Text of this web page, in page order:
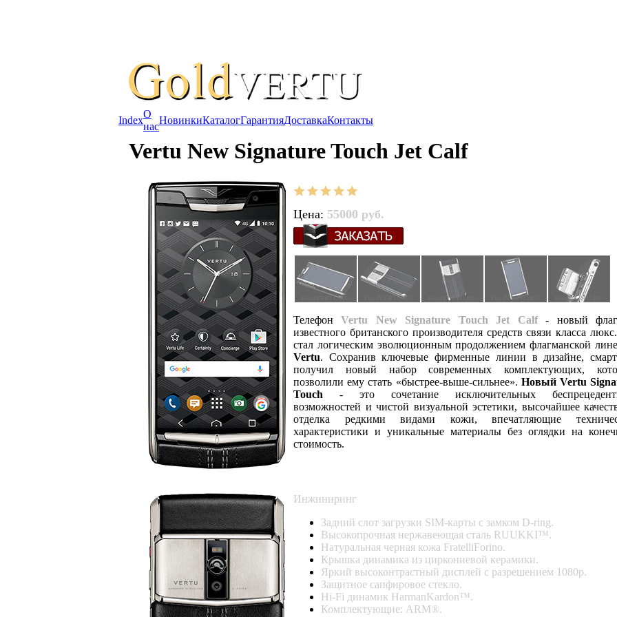
Index
О
нас
НовинкиКаталогГарантияДоставкаКонтакты
Vertu New Signature Touch Jet Calf
Цена: 55000 руб.
ТелефонVertu New Signature Touch Jet Calf- новый
известного британского производителя средств связи класса
стал логическим эволюционным продолжением флагманской
Vertu. Сохранив ключевые фирменные линии в дизайне,
получил новый набор современных комплектующих,
позволили ему стать «быстрее-выше-сильнее». Новый Vertu
Touch - это сочетание исключительных
возможностей и чистой визуальной эстетики, высочайшее
отделка редкими видами кожи, впечатляющие
характеристики и уникальные материалы без оглядки на
стоимость.
Инжиниринг
Задний слот загрузки SIM-карты с замком D-ring.
Высокопрочная нержавеющая сталь RUUKKI™.
Натуральная черная кожа FratelliForino.
Крышка динамика из циркониевой керамики.
Яркий высоконтрастный дисплей с разрешением 1080p.
Защитное сапфировое стекло.
Hi-Fi динамик HarmanKardon™.
Комплектующие: ARM®.